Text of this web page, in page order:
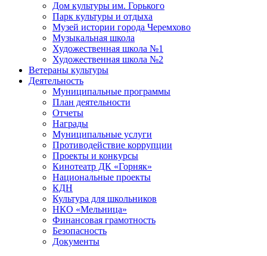
Дом культуры им. Горького
Парк культуры и отдыха
Музей истории города Черемхово
Музыкальная школа
Художественная школа №1
Художественная школа №2
Ветераны культуры
Деятельность
Муниципальные программы
План деятельности
Отчеты
Награды
Муниципальные услуги
Противодействие коррупции
Проекты и конкурсы
Кинотеатр ДК «Горняк»
Национальные проекты
КДН
Культура для школьников
НКО «Мельница»
Финансовая грамотность
Безопасность
Документы